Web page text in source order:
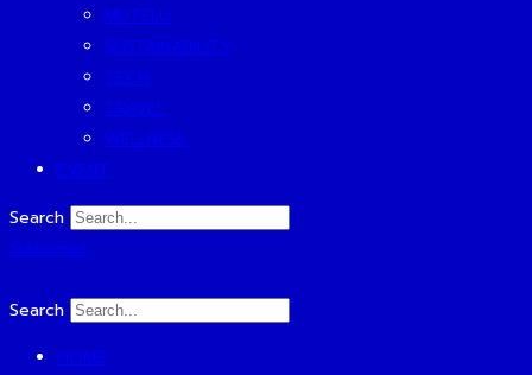
MUTELU
SUSTAINABILITY
TECH
TRAVEL
WELLNESS
EVENT
Search
Subscribe
Search
HOME